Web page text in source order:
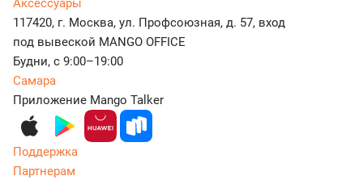
Аксессуары
117420, г. Москва, ул. Профсоюзная, д. 57, вход
под вывеской MANGO OFFICE
Будни, с 9:00–19:00
Самара
Приложение Mango Talker
Поддержка
Партнерам